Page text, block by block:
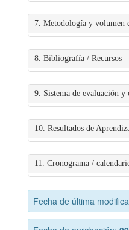
7. Metodología y volumen
8. Bibliografía / Recursos
9. Sistema de evaluación
10. Resultados de
11. Cronograma /
Fecha de última